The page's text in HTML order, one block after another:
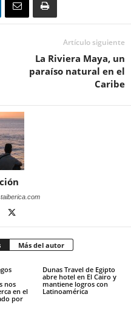
Artículo siguiente
La Riviera Maya, un
paraíso natural en el
Caribe
Más del autor
nos
en el
por
Dunas Travel de Egipto
abre hotel en El Cairo y
mantiene logros con
Latinoamérica